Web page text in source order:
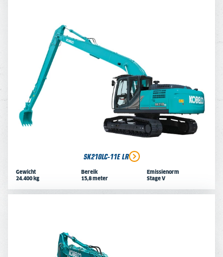
SK210LC-11E LR
Gewicht
24.400 kg
Bereik
15,8 meter
Emissienorm
Stage V